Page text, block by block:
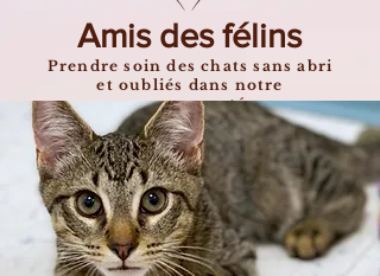
Amis des félins
Prendre soin des chats sans abri
et oubliés dans notre
communauté.